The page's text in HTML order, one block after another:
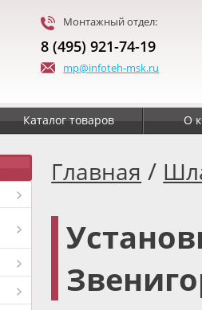
Монтажный отдел:
8 (495) 921-74-19
mp@infoteh-msk.ru
Каталог товаров О
Главная /